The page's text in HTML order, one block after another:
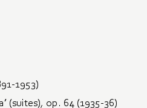
1953)
(suites), op. 64 (1935-36)